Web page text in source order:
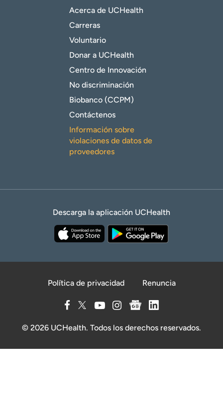
Acerca de UCHealth
Carreras
Voluntario
Donar a UCHealth
Centro de Innovación
No discriminación
Biobanco (CCPM)
Contáctenos
Información sobre
violaciones de datos de
proveedores
Descarga la aplicación UCHealth
Política de privacidad Renuncia
© 2026 UCHealth. Todos los derechos reservados.